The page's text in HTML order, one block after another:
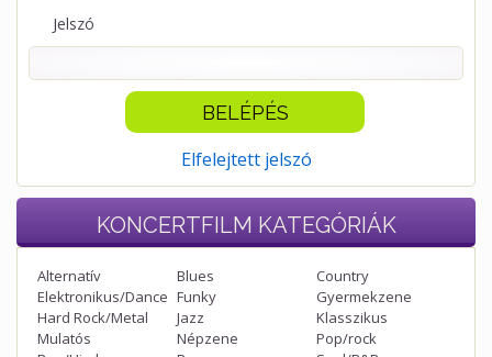
Jelszó
Elfelejtett jelszó
KONCERTFILM KATEGÓRIÁK
Alternatív Blues
Country
Elektronikus/Dance Funky
Gyermekzene
Hard Rock/Metal
Jazz
Klasszikus
Mulatós
Népzene
Pop/rock